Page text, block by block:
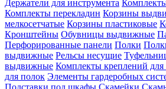
Держатели для инструмента
Комплекты перекладин Корзины
мелкосетчатые Корзины пластиковые
Кронштейны Обувницы выдвижные
Перфорированные панели Полки
выдвижные Рельсы несущие
выдвижные Комплекты креплений для
для полок Элементы гардеробных
Подставки под шкафы Скамейки